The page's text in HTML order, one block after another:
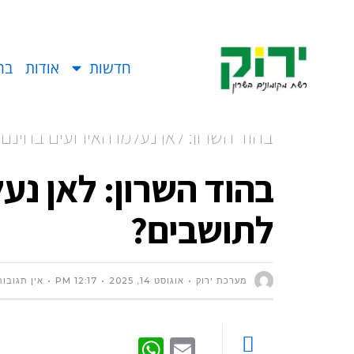
חדשות אודות
בהוד השרון: לאן נעלמו האירועים
בהוד השרון: לאן
לתושבים?
מערכת ירוק אוגוסט 14, 2025 12:17 PM אין